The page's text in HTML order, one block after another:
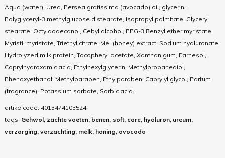
Aqua (water), Urea, Persea gratissima (avocado) oil, glycerin,
Polyglyceryl-3 methylglucose distearate, Isopropyl palmitate, Glyceryl
stearate, Octyldodecanol, Cebyl alcohol, PPG-3 Benzyl ether myristate,
Myristil myristate, Triethyl citrate, Mel (honey) extract, Sodium hyaluronate,
Hydrolyzed milk protein, Tocopheryl acetate, Xanthan gum, Farnesol,
Caprylhydroxamic acid, Ethylhexylglycerin, Methylpropanediol,
Phenoxyethanol, Methylparaben, Ethylparaben, Caprylyl glycol, Parfum
(fragrance), Potassium sorbate, Sorbic acid.
artikelcode: 4013474103524
tags: Gehwol, zachte voeten, benen, soft, care, hyaluron, ureum,
verzorging, verzachting, melk, honing, avocado